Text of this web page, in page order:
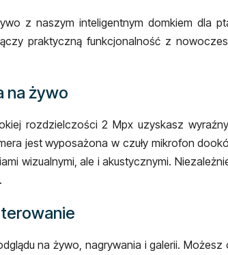
z naszym inteligentnym domkiem dla
praktyczną funkcjonalność z
na żywo
rozdzielczości 2 Mpx uzyskasz
jest wyposażona w czuły mikrofon
wizualnymi, ale i akustycznymi.
na żywo, nagrywania i galerii.